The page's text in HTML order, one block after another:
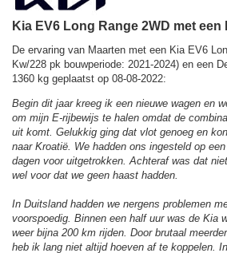
Kia EV6 Long Range 2WD met een
De ervaring van Maarten met een Kia EV6
Kw/228 pk bouwperiode: 2021-2024) en een
1360 kg geplaatst op 08-08-2022:
Begin dit jaar kreeg ik een nieuwe wagen en
om mijn E-rijbewijs te halen omdat de
uit komt. Gelukkig ging dat vlot genoeg en
naar Kroatië. We hadden ons ingesteld op
dagen voor uitgetrokken. Achteraf was dat
wel voor dat we geen haast hadden.
In Duitsland hadden we nergens problemen
voorspoedig. Binnen een half uur was de Kia
weer bijna 200 km rijden. Door brutaal
heb ik lang niet altijd hoeven af te koppelen.